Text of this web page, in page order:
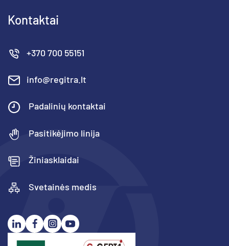
Kontaktai
+370 700 55151
info@regitra.lt
Padalinių kontaktai
Pasitikėjimo linija
Žiniasklaidai
Svetainės medis